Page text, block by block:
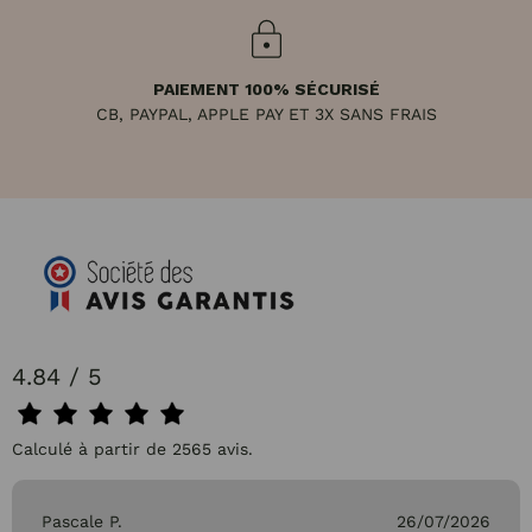
PAIEMENT 100% SÉCURISÉ
CB, PAYPAL, APPLE PAY ET 3X SANS FRAIS
4.84 / 5
Calculé à partir de 2565 avis.
Pascale P. 26/07/2026